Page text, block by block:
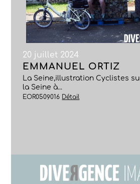
20 juillet 2024
EMMANUEL ORTIZ
La Seine,illustration Cyclistes
la Seine à...
EOR0509016 Détail